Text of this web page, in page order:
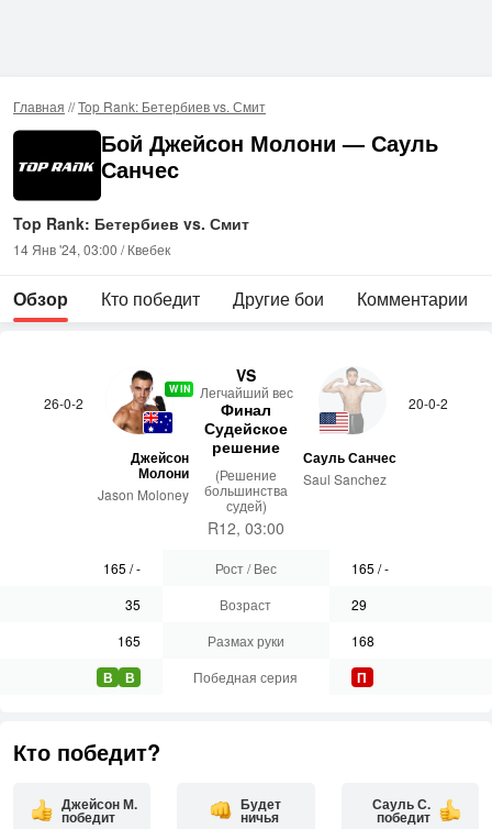
Главная //Top Rank: Бетербиев vs. Смит
Бой Джейсон Молони — Сауль
Санчес
Top Rank: Бетербиев vs. Смит
14 Янв '24, 03:00 / Квебек
Обзор Кто победит Другие бои Комментарии
26-0-2
WIN
Джейсон
Молони
Jason Moloney
VS
Лег­чай­ший вес
Финал
Судейское
решение
(Решение
большинства
судей)
R12, 03:00
20-0-2
Сауль Санчес
Saul Sanchez
165 /-
35
165
В В
Рост / Вес
Возраст
Размах руки
Победная серия
165 /-
29
168
П
Кто победит?
Джейсон М.
победит
Будет
ничья
Сауль С.
победит